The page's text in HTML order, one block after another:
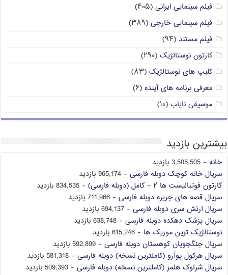
فیلم سینمایی ایرانی (۴۰۵)
فیلم سینمایی خارجی (۳۸۹)
فیلم مستند (۹۴)
کارتون نوستالژیک (۲۹۰)
کلیپ های نوستالژیک (۸۳)
معرفی برنامه های آینده (۶)
موسیقی نایاب (۱۰)
بیشترین بازدید
خانه - 3,505,505 بازدید
سریال خانه کوچک دوبله فارسی - 965,174 بازدید
کارتون فوتبالیست ها ۲ – کامل (دوبله فارسی)
- 834,535 بازدید
سریال قصه های جزیره دوبله فارسی - 711,966 بازدید
سریال ارتش سری دوبله فارسی - 694,137 بازدید
سریال پزشک دهکده دوبله فارسی - 638,748 بازدید
نوستالژیک ترین موزیک ها - 615,246 بازدید
سریال جنگجویان کوهستان دوبله فارسی - 592,899 بازدید
سریال هرکول پوآرو (کاملترین نسخه) دوبله فارسی - 581,318 بازدید
سریال شرلوک هلمز (کاملترین نسخه) دوبله فارسی - 509,393 بازدید